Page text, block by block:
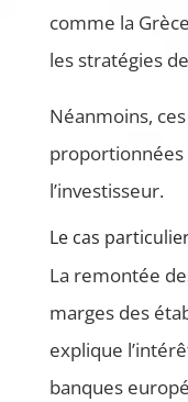
comme la
les stratégies
Néanmoins,
proportionnées
l’investisseur.
Le cas
La remontée
marges des
explique
banques